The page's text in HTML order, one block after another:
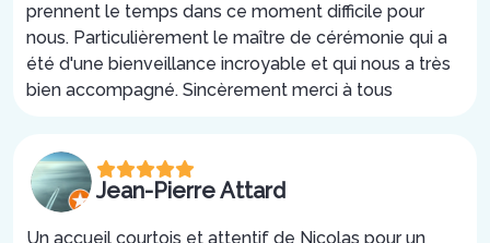
prennent le temps dans ce moment difficile pour
nous. Particulièrement le maître de cérémonie qui a
été d'une bienveillance incroyable et qui nous a très
bien accompagné. Sincèrement merci à tous
Jean-Pierre Attard
Un accueil courtois et attentif de Nicolas pour un